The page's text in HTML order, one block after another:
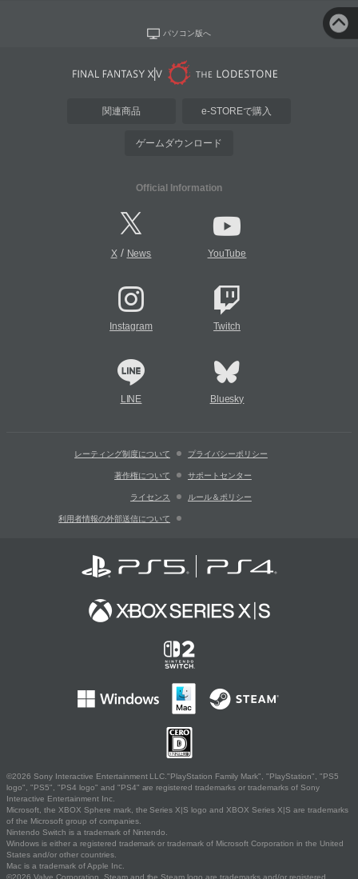
パソコン版へ
関連商品 e-STOREで購入
ゲームダウンロード
Official Information
X/ News YouTube
Instagram Twitch
LINE Bluesky
レーティング制度について プライバシーポリシー
著作権について サポートセンター
ライセンス ルール＆ポリシー
利用者情報の外部送信について
©2026 Sony Interactive Entertainment LLC."PlayStation Family Mark", "PlayStation", "PS5
logo", "PS5", "PS4 logo" and "PS4" are registered trademarks or trademarks of Sony
Interactive Entertainment Inc.
Microsoft, the XBOX Sphere mark, the Series X|S logo and XBOX Series X|S are trademarks
of the Microsoft group of companies.
Nintendo Switch is a trademark of Nintendo.
Windows is either a registered trademark or trademark of Microsoft Corporation in the United
States and/or other countries.
Mac is a trademark of Apple Inc.
©2026 Valve Corporation. Steam and the Steam logo are trademarks and/or registered